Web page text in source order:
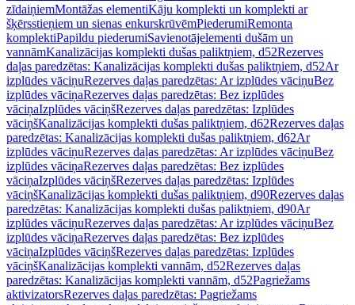
zīdaiņiemMontāžas elementiKāju komplekti un komplekti ar
šķērsstieņiem un sienas enkurskrūvēmPiederumiRemonta
komplektiPapildu piederumiSavienotājelementi dušām un
vannāmKanalizācijas komplekti dušas paliktņiem, d52Rezerves
daļas paredzētas: Kanalizācijas komplekti dušas paliktņiem, d52Ar
izplūdes vāciņuRezerves daļas paredzētas: Ar izplūdes vāciņuBez
izplūdes vāciņaRezerves daļas paredzētas: Bez izplūdes
vāciņaIzplūdes vāciņšRezerves daļas paredzētas: Izplūdes
vāciņšKanalizācijas komplekti dušas paliktņiem, d62Rezerves daļas
paredzētas: Kanalizācijas komplekti dušas paliktņiem, d62Ar
izplūdes vāciņuRezerves daļas paredzētas: Ar izplūdes vāciņuBez
izplūdes vāciņaRezerves daļas paredzētas: Bez izplūdes
vāciņaIzplūdes vāciņšRezerves daļas paredzētas: Izplūdes
vāciņšKanalizācijas komplekti dušas paliktņiem, d90Rezerves daļas
paredzētas: Kanalizācijas komplekti dušas paliktņiem, d90Ar
izplūdes vāciņuRezerves daļas paredzētas: Ar izplūdes vāciņuBez
izplūdes vāciņaRezerves daļas paredzētas: Bez izplūdes
vāciņaIzplūdes vāciņšRezerves daļas paredzētas: Izplūdes
vāciņšKanalizācijas komplekti vannām, d52Rezerves daļas
paredzētas: Kanalizācijas komplekti vannām, d52Pagriežams
aktivizatorsRezerves daļas paredzētas: Pagriežams